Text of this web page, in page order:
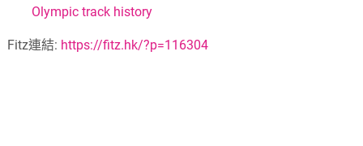
Olympic track history
Fitz連結: https://fitz.hk/?p=116304